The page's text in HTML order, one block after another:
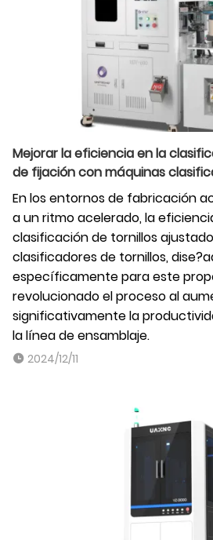
Mejorar la eficiencia en la
de fijación con máquinas
En los entornos de fabricación
a un ritmo acelerado, la
clasificación de tornillos
clasificadores de tornillos,
específicamente para este
revolucionado el proceso al
significativamente la
la línea de ensamblaje.
2024/12/11